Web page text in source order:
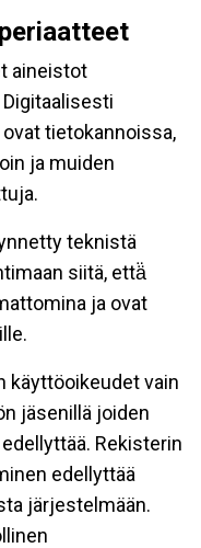
aineistot
tietokannoissa,
ja muiden
teknistä
siitä, että̈
ja ovat
käyttöoikeudet vain
jäsenillä joiden
Rekisterin
edellyttää
järjestelmään.